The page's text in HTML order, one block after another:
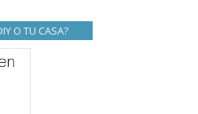
O TU CASA?